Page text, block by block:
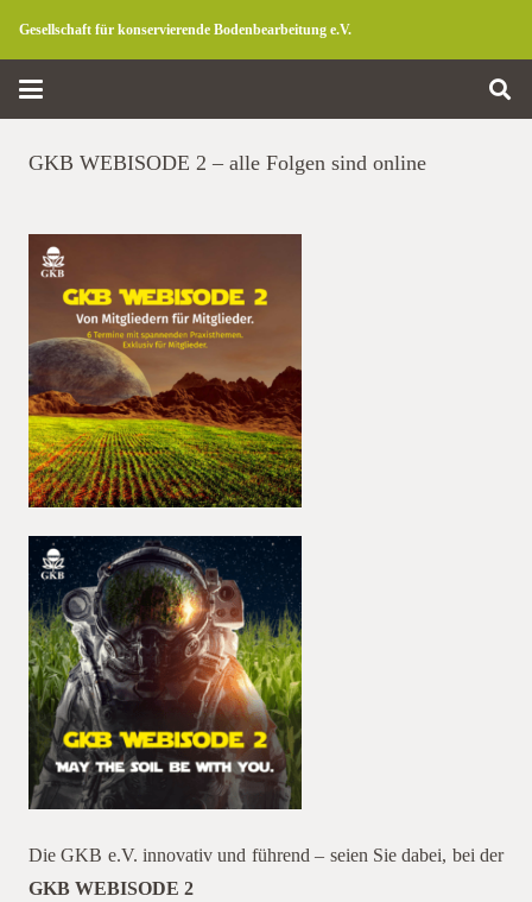
Gesellschaft für konservierende Bodenbearbeitung e.V.
GKB WEBISODE 2 – alle Folgen sind online
Die GKB e.V. innovativ und führend – seien Sie dabei, bei der
GKB WEBISODE 2